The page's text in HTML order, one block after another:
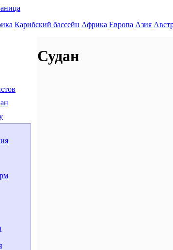
Карибский бассейн Африка Европа Азия
Судан